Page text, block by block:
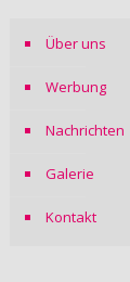
Über uns
Werbung
Nachrichten
Galerie
Kontakt